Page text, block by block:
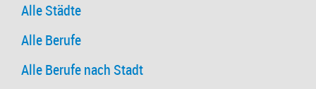
Alle Städte
Alle Berufe
Alle Berufe nach Stadt